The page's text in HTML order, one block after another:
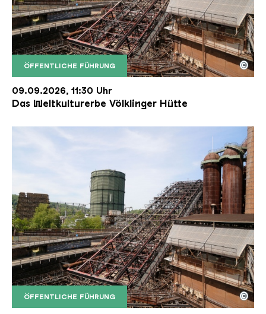
ÖFFENTLICHE FÜHRUNG
Der Erzschrägaufzug der Völklinger Hütte mit
Copyright: Weltkulturerbe Völklinger Hütte | Karl
©
09.09.2026, 11:30 Uhr
Das Weltkulturerbe Völklinger Hütte
ÖFFENTLICHE FÜHRUNG
Der Erzschrägaufzug der Völklinger Hütte mit
Copyright: Weltkulturerbe Völklinger Hütte | Karl
©